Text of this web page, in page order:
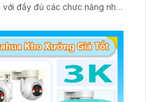
đầy đủ các chưc năng như